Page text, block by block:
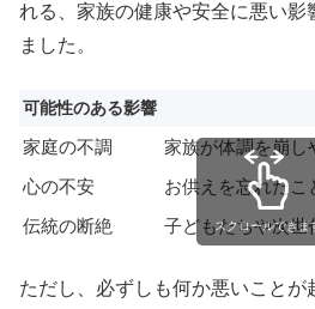
れる、家族の健康や安全に悪い影
ました。
可能性のある影響
家庭の不調
家族が体調を崩し
心の不安
お供えを忘れた
伝統の断絶
子どもたちや次世
スクロールできま
ただし、必ずしも何か悪いことが